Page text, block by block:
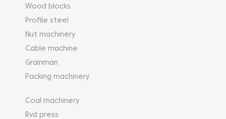
Wood blocks
Profile steel
Nut machinery
Cable machine
Grainman
Packing machinery
Coal machinery
Rvd press